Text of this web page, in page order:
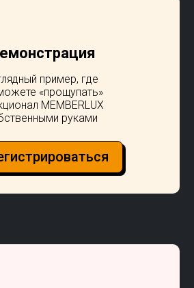
пример, где
«прощупать»
MEMBERLUX
руками